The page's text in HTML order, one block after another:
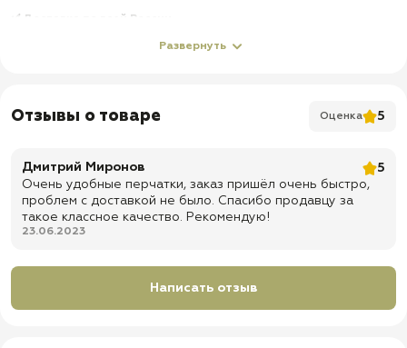
✅ Доставка по всей России
Развернуть
Отзывы о товаре Оценка 5
Дмитрий Миронов
5
Очень удобные перчатки, заказ пришёл очень быстро,
проблем с доставкой не было. Спасибо продавцу за
такое классное качество. Рекомендую!
23.06.2023
Написать отзыв